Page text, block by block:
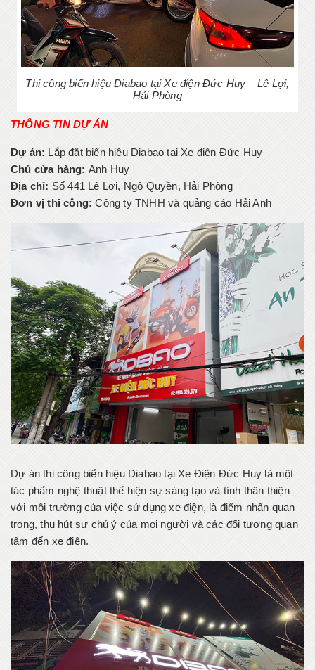
Thi công biển hiệu Diabao tại Xe điện Đức Huy – Lê Lợi,
Hải Phòng
THÔNG TIN DỰ ÁN
Dự án: Lắp đặt biển hiệu Diabao tại Xe điện Đức Huy
Chủ cửa hàng: Anh Huy
Địa chỉ: Số 441 Lê Lợi, Ngô Quyền, Hải Phòng
Đơn vị thi công:Công ty TNHH và quảng cáo Hải Anh
Dự án thi công biển hiệu Diabao tại Xe Điện Đức Huy là một
tác phẩm nghệ thuật thể hiện sự sáng tạo và tính thân thiện
với môi trường của việc sử dụng xe điện, là điểm nhấn quan
trọng, thu hút sự chú ý của mọi người và các đối tượng quan
tâm đến xe điện.